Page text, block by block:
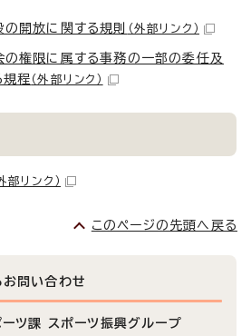
開放に関する規則 （外部リンク）
権限に属する事務の一部の委任及
規程 （外部リンク）
部リンク）
このページの先頭へ戻る
お問い合わせ
ツ課 スポーツ振興グループ